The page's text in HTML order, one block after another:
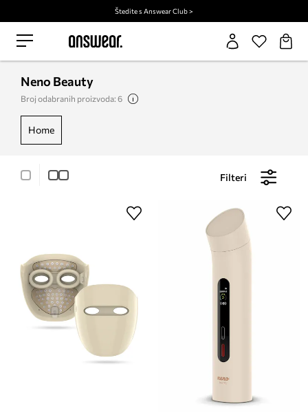
Štedite s Answear Club >
Neno Beauty
Broj odabranih proizvoda: 6
home
Filteri